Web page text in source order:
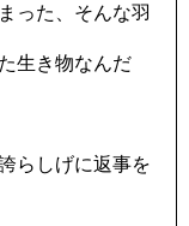
った、そんな羽
生き物なんだ
らしげに返事を